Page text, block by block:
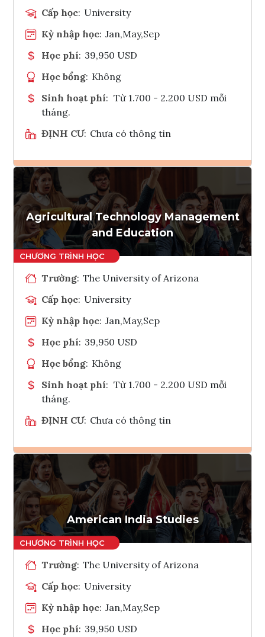
Cấp học: University
Kỳ nhập học: Jan,May,Sep
Học phí: 39,950 USD
Học bổng: Không
Sinh hoạt phí: Từ 1.700 - 2.200 USD mỗi
tháng.
ĐỊNH CƯ: Chưa có thông tin
Ghi danh
Tham vấn Interlink
Agricultural Technology Management
and Education
Trường: The University of Arizona
Cấp học: University
Kỳ nhập học: Jan,May,Sep
Học phí: 39,950 USD
Học bổng: Không
Sinh hoạt phí: Từ 1.700 - 2.200 USD mỗi
tháng.
ĐỊNH CƯ: Chưa có thông tin
Ghi danh
Tham vấn Interlink
American India Studies
Trường: The University of Arizona
Cấp học: University
Kỳ nhập học: Jan,May,Sep
Học phí: 39,950 USD